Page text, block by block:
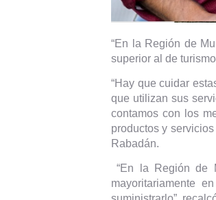
“En la Región de
superior al de
“Hay que cuidar
que utilizan sus
contamos con los
productos y
Rabadán.
“En la Región de
mayoritariamente